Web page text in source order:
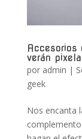
verán
por admin |
geek
Nos encanta